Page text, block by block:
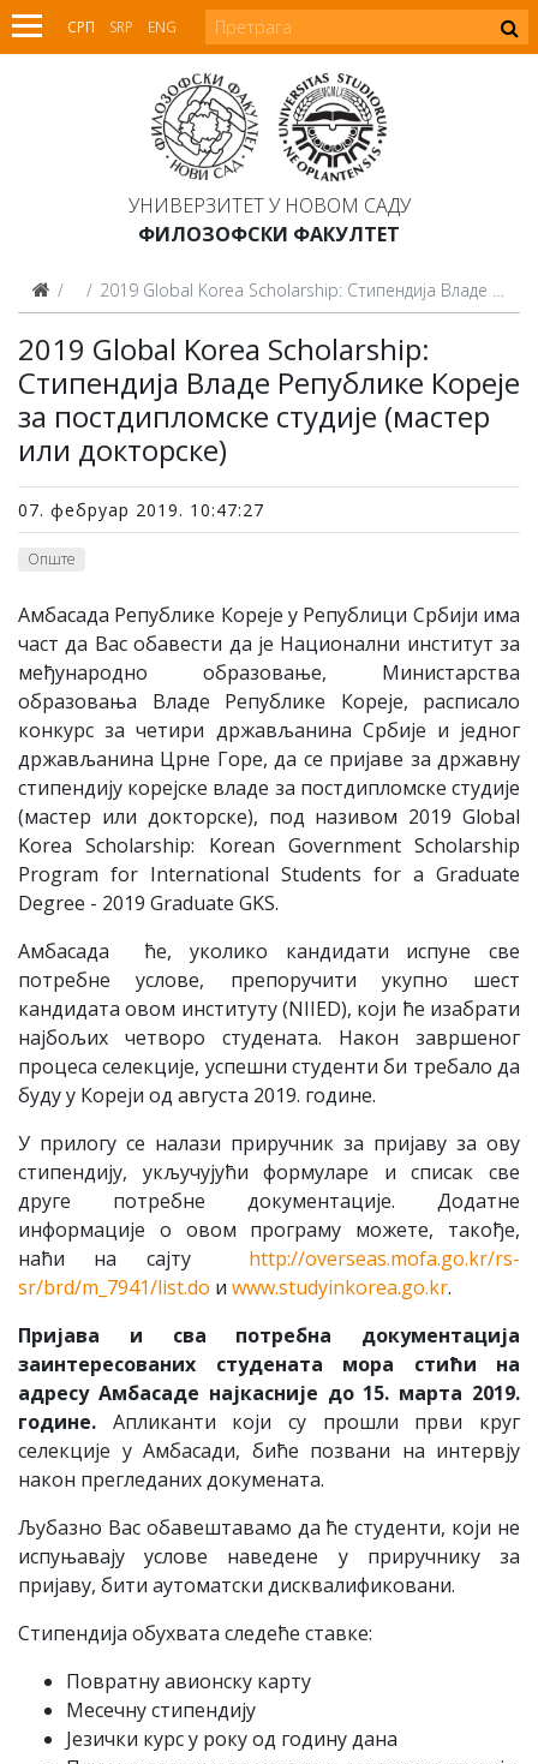
СРП SRP ENG
УНИВЕРЗИТЕТ У НОВОМ САДУ
ФИЛОЗОФСКИ ФАКУЛТЕТ
Вести2019 Global Korea Scholarship: Стипендија Владе Републике Кореје за постдипломске студије (мастер или докторске)
2019 Global Korea Scholarship:
Стипендија Владе Републике Кореје
за постдипломске студије (мастер
или докторске)
07. фебруар 2019. 10:47:27
Опште
Амбасада Републике Кореје у Републици Србији има
част да Вас обавести да је Национални институт за
међународно образовање, Министарства
образовања Владе Републике Кореје, расписало
конкурс за четири држављанина Србије и једног
држављанина Црне Горе, да се пријаве за државну
стипендију корејске владе за постдипломске студије
(мастер или докторске), под називом 2019 Global
Korea Scholarship: Korean Government Scholarship
Program for International Students for a Graduate
Degree - 2019 Graduate GKS.
Амбасада ће, уколико кандидати испуне све
потребне услове, препоручити укупно шест
кандидата овом институту (NIIED), који ће изабрати
најбољих четворо студената. Након завршеног
процеса селекције, успешни студенти би требало да
буду у Кореји од августа 2019. године.
У прилогу се налази приручник за пријаву за ову
стипендију, укључујући формуларе и списак све
друге потребне документације. Додатне
информације о овом програму можете, такође,
наћи на сајту http://overseas.mofa.go.kr/rs-
sr/brd/m_7941/list.do и www.studyinkorea.go.kr.
Пријава и сва потребна документација
заинтересованих студената мора стићи на
адресу Амбасаде најкасније до 15. марта 2019.
године. Апликанти који су прошли први круг
селекције у Амбасади, биће позвани на интервју
након прегледаних докумената.
Љубазно Вас обавештавамо да ће студенти, који не
испуњавају услове наведене у приручнику за
пријаву, бити аутоматски дисквалификовани.
Стипендија обухвата следеће ставке:
Повратну авионску карту
Месечну стипендију
Језички курс у року од годину дана